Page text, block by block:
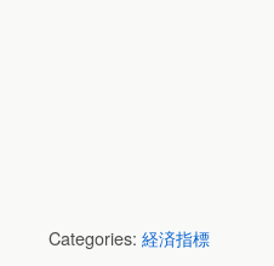
Categories: 経済指標